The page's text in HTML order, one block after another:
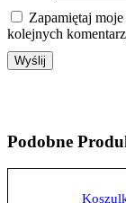
Zapamiętaj
kolejnych
Podobne